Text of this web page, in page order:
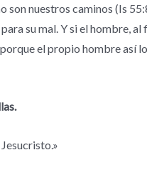
son nuestros caminos (Is
su mal. Y si el hombre,
el propio hombre así